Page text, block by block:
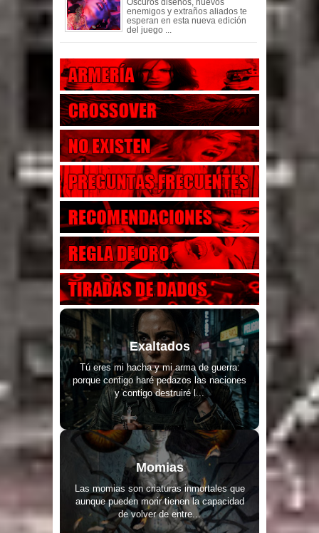
Oscuros diseños, nuevos
enemigos y extraños aliados te
esperan en esta nueva edición
del juego ...
Exaltados
Tú eres mi hacha y mi arma de guerra:
porque contigo haré pedazos las naciones
y contigo destruiré l...
Momias
Las momias son criaturas inmortales que
aunque pueden morir tienen la capacidad
de volver de entre...